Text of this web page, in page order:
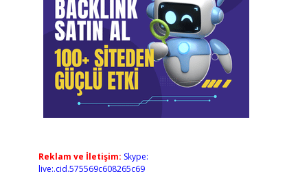
Reklam ve İletişim: Skype:
live:.cid.575569c608265c69